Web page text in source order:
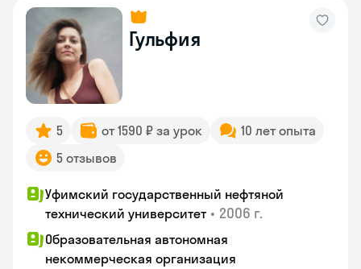
Гульфия
5 от 1590 ₽ за урок
10 лет опыта
5 отзывов
Уфимский государственный нефтяной
технический университет • 2006 г.
Образовательная автономная
некоммерческая организация